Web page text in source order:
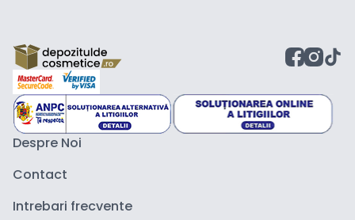
Despre Noi
Contact
Intrebari frecvente